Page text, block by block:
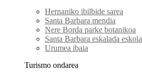
Hernaniko ibilbide sarea
Santa Barbara mendia
Nere Borda parke botanikoa
Santa Barbara eskalada eskola
Urumea ibaia
Turismo ondarea